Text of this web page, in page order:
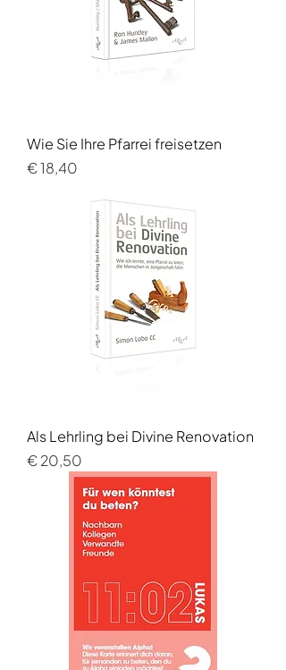
Wie Sie Ihre Pfarrei freisetzen
Preis
€ 18,40
Als Lehrling bei Divine Renovation
Preis
€ 20,50